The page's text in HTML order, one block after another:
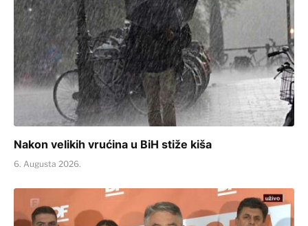
Nakon velikih vrućina u BiH stiže kiša
6. Augusta 2026.